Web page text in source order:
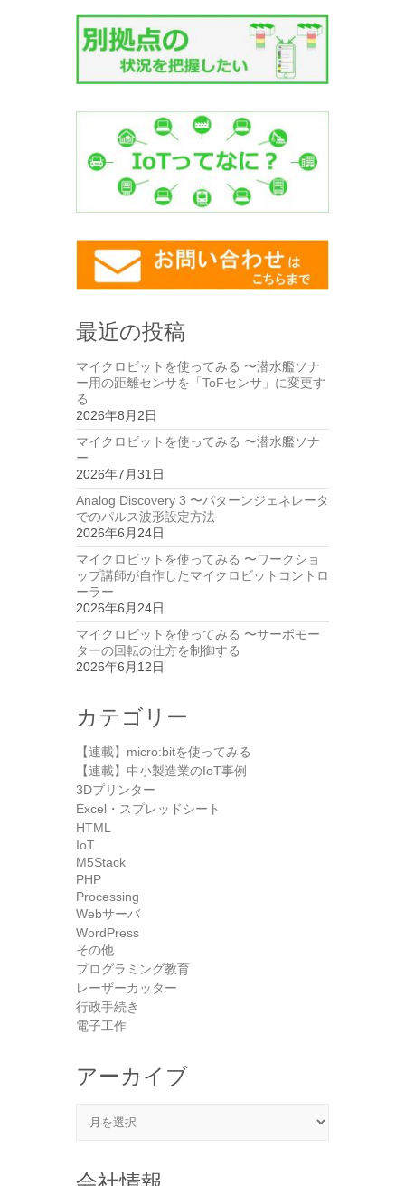
最近の投稿
マイクロビットを使ってみる 〜潜水艦ソナ
ー用の距離センサを「ToFセンサ」に変更す
る
2026年8月2日
マイクロビットを使ってみる 〜潜水艦ソナ
ー
2026年7月31日
Analog Discovery 3 〜パターンジェネレータ
でのパルス波形設定方法
2026年6月24日
マイクロビットを使ってみる 〜ワークショ
ップ講師が自作したマイクロビットコントロ
ーラー
2026年6月24日
マイクロビットを使ってみる 〜サーボモー
ターの回転の仕方を制御する
2026年6月12日
カテゴリー
【連載】micro:bitを使ってみる
【連載】中小製造業のIoT事例
3Dプリンター
Excel・スプレッドシート
HTML
IoT
M5Stack
PHP
Processing
Webサーバ
WordPress
その他
プログラミング教育
レーザーカッター
行政手続き
電子工作
アーカイブ